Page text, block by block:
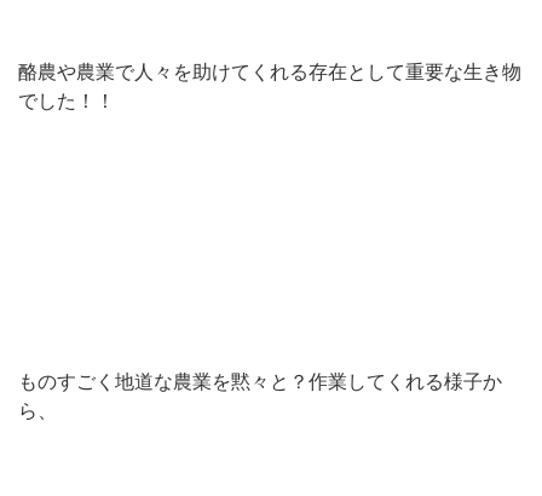
酪農や農業で人々を助けてくれる存在として重要な生き物
でした！！
ものすごく地道な農業を黙々と？作業してくれる様子か
ら、